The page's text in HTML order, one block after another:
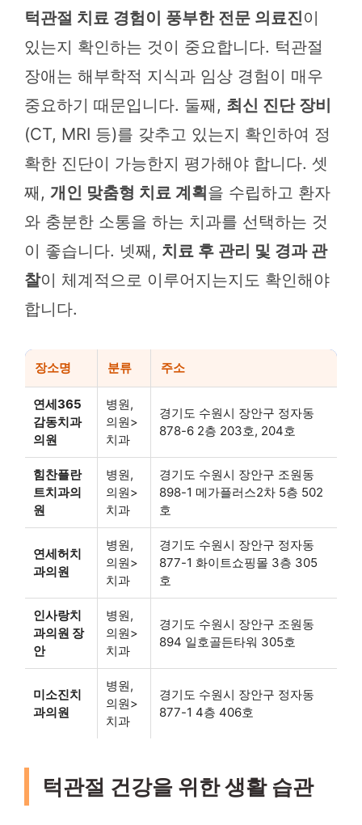
턱관절 치료 경험이 풍부한 전문 의료진이
있는지 확인하는 것이 중요합니다. 턱관절
장애는 해부학적 지식과 임상 경험이 매우
중요하기 때문입니다. 둘째, 최신 진단 장비
(CT, MRI 등)를 갖추고 있는지 확인하여 정
확한 진단이 가능한지 평가해야 합니다. 셋
째, 개인 맞춤형 치료 계획을 수립하고 환자
와 충분한 소통을 하는 치과를 선택하는 것
이 좋습니다. 넷째, 치료 후 관리 및 경과 관
찰이 체계적으로 이루어지는지도 확인해야
합니다.
장소명 분류 주소
연세365
감동치과
의원
병원,
의원>
치과
경기도 수원시 장안구 정자동
878-6 2층 203호, 204호
힘찬플란
트치과의
원
병원,
의원>
치과
경기도 수원시 장안구 조원동
898-1 메가플러스2차 5층 502
호
연세허치
과의원
병원,
의원>
치과
경기도 수원시 장안구 정자동
877-1 화이트쇼핑몰 3층 305
호
인사랑치
과의원 장
안
병원,
의원>
치과
경기도 수원시 장안구 조원동
894 일호골든타워 305호
미소진치
과의원
병원,
의원>
치과
경기도 수원시 장안구 정자동
877-1 4층 406호
턱관절 건강을 위한 생활 습관